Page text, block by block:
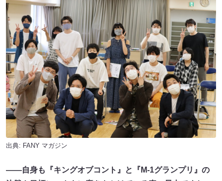
出典: FANY マガジン
――自身も『キングオブコント』と『M-1グランプリ』の